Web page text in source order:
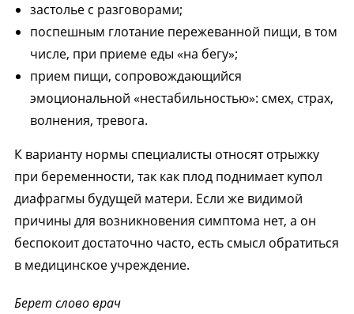
застолье с разговорами;
поспешным глотание пережеванной пищи, в том
числе, при приеме еды «на бегу»;
прием пищи, сопровождающийся
эмоциональной «нестабильностью»: смех, страх,
волнения, тревога.
К варианту нормы специалисты относят отрыжку
при беременности, так как плод поднимает купол
диафрагмы будущей матери. Если же видимой
причины для возникновения симптома нет, а он
беспокоит достаточно часто, есть смысл обратиться
в медицинское учреждение.
Берет слово врач